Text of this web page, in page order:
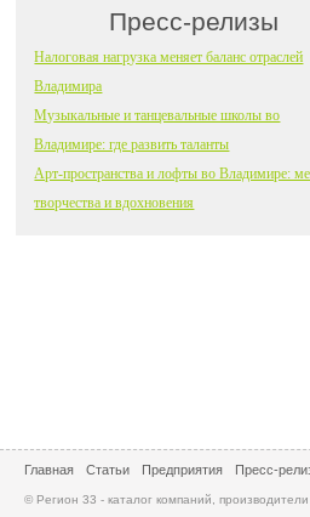
Пресс-релизы
Налоговая нагрузка меняет баланс отраслей
Владимира
Музыкальные и танцевальные школы во
Владимире: где развить таланты
Арт-пространства и лофты во Владимире:
творчества и вдохновения
Главная Статьи Предприятия Пресс-
© Регион 33 - каталог компаний,